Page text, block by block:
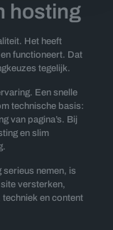
hosting
Het heeft
functioneert. Dat
tegelijk.
Een snelle
technische basis:
van pagina’s. Bij
en slim
nemen, is
versterken,
en content